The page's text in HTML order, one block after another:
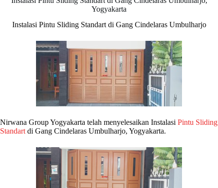
Yogyakarta
Instalasi Pintu Sliding Standart di Gang Cindelaras Umbulharjo
Nirwana Group Yogyakarta telah menyelesaikan Instalasi Pintu Sliding
Standart di Gang Cindelaras Umbulharjo, Yogyakarta.